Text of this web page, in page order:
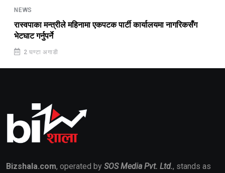
NEWS
रास्वपाका मन्त्रीले महिनामा एकपटक पार्टी कार्यालयमा नागरिकसँग
भेटघाट गर्नुपर्ने
2 घण्टा अगाडी
Bizshala.com, operated by SOS Media Pvt. Ltd., stands as